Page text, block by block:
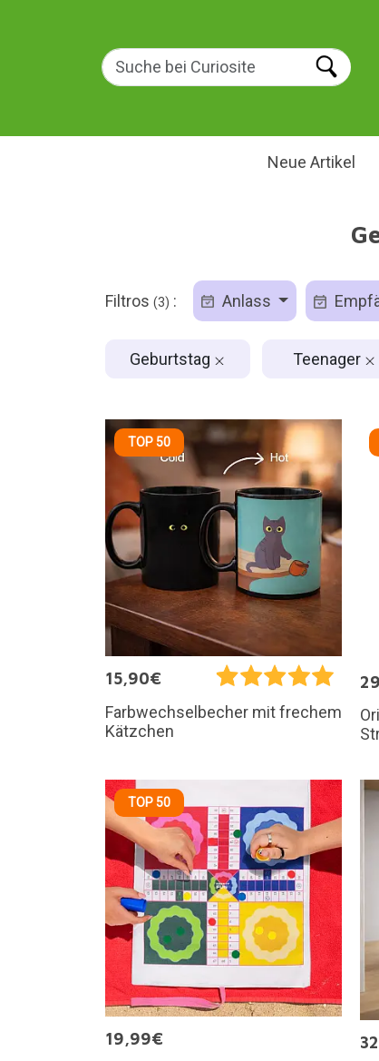
Neue Artikel
Filtros (3) : Anlass
Geburtstag Teenager
TOP 50
15,90€
Farbwechselbecher mit frechem
Kätzchen
TOP 50
19,99€